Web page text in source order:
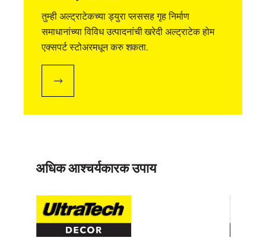
तुम्ही अल्ट्राटेकच्या ड्युरा प्लससह गृह निर्माण
समाधानांच्या विविध उत्पादनांची खरेदी अल्ट्राटेक होम
एक्सपर्ट स्टोअरमधून करु शकता.
अधिक आश्चर्यकारक उपाय